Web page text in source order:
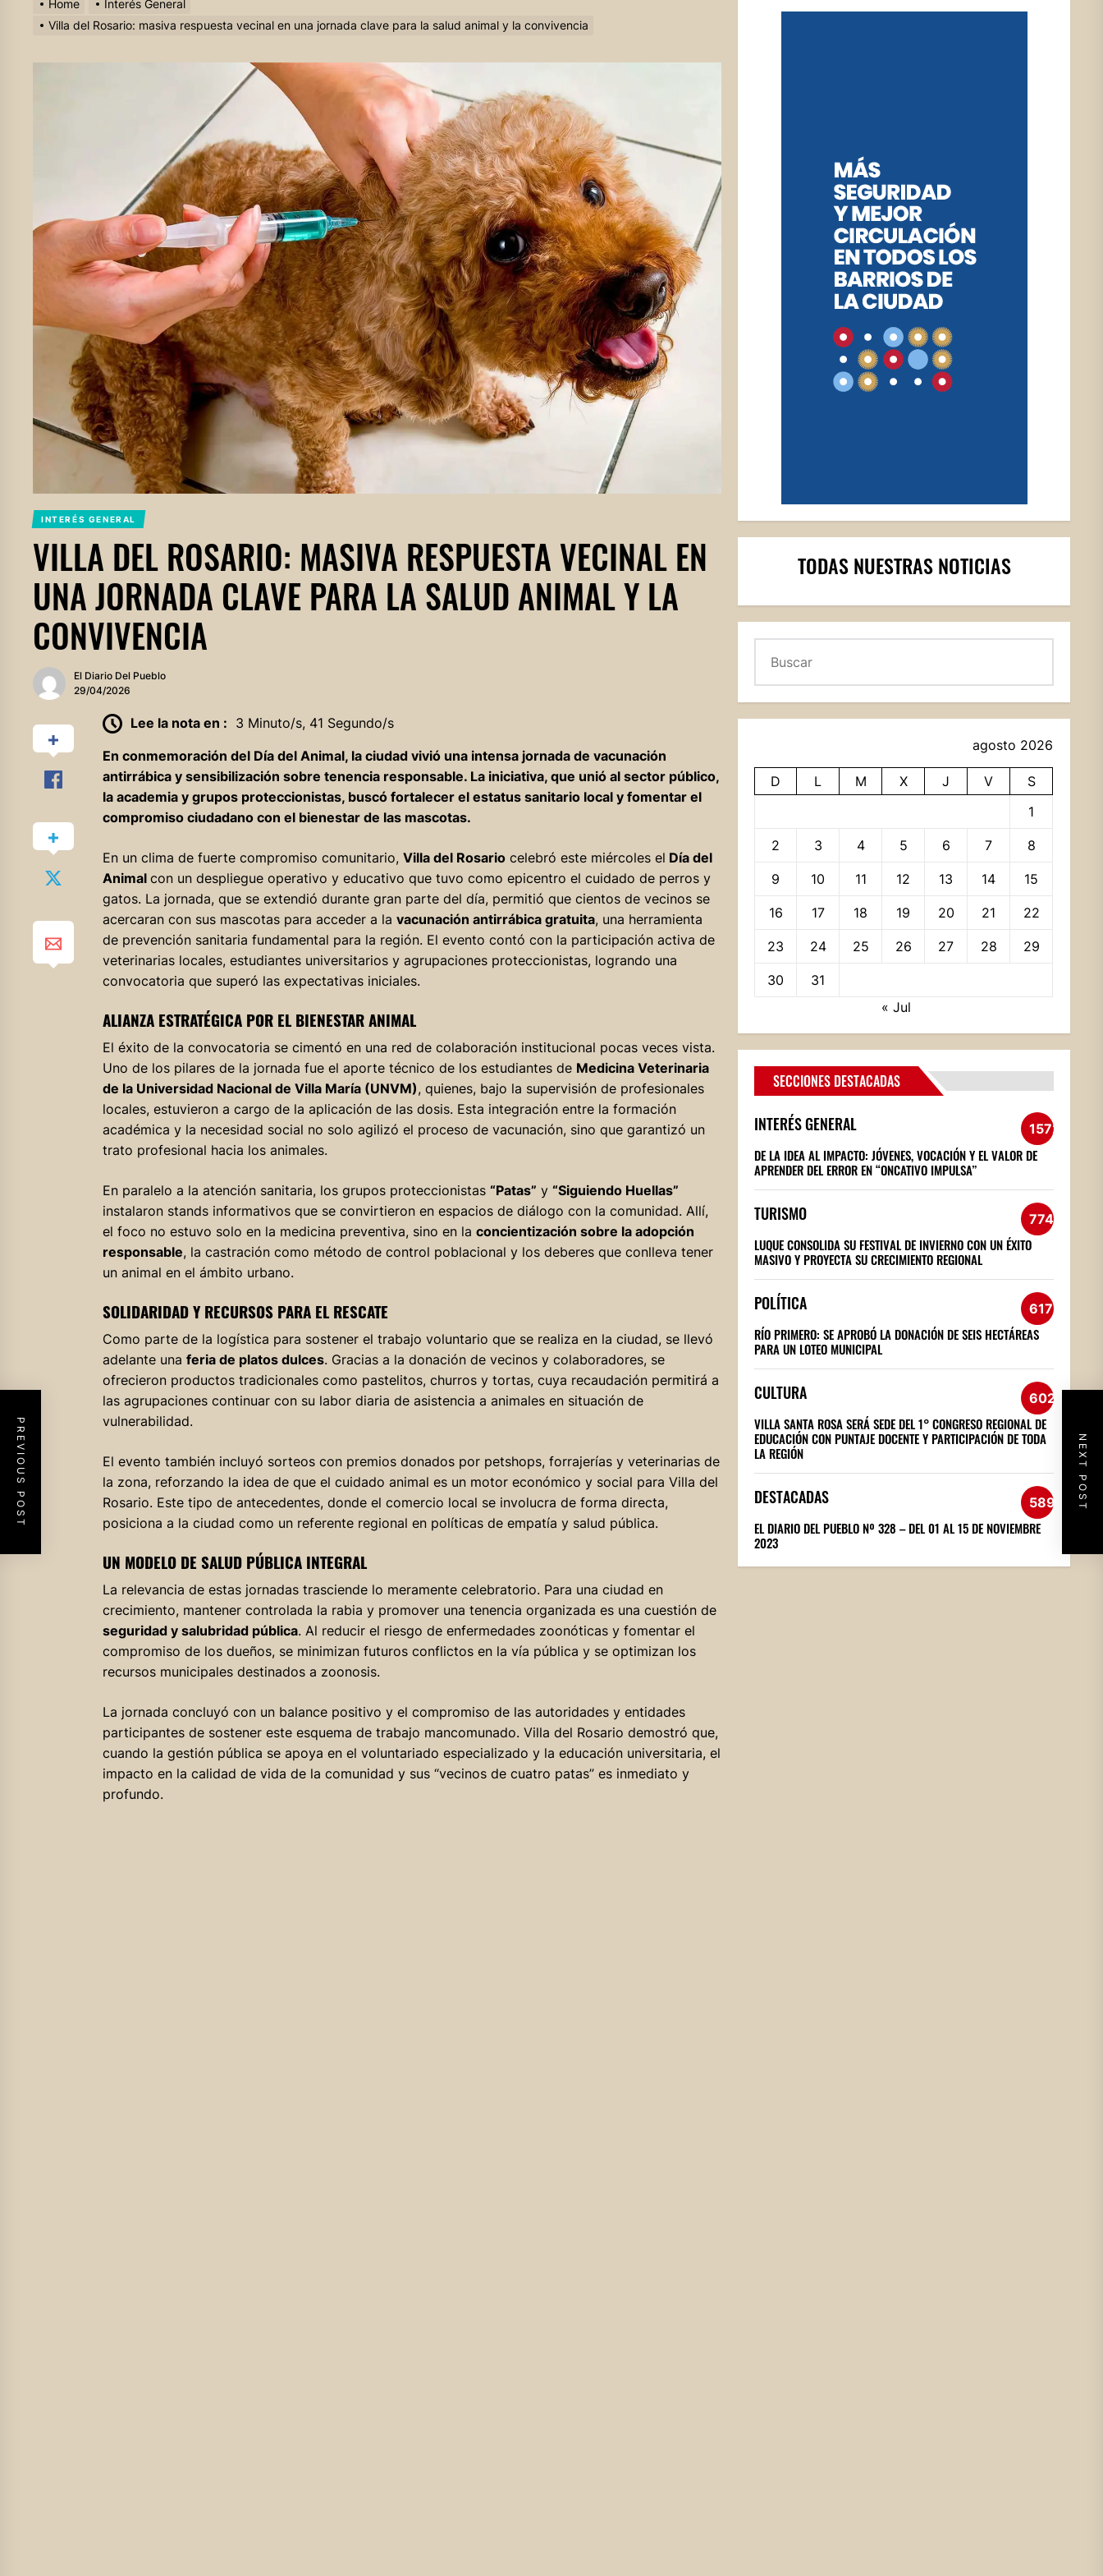
Home
Interés General
Villa del Rosario: masiva respuesta vecinal en una jornada clave para la salud animal y la convivencia
INTERÉS GENERAL
VILLA DEL ROSARIO: MASIVA RESPUESTA VECINAL EN
UNA JORNADA CLAVE PARA LA SALUD ANIMAL Y LA
CONVIVENCIA
El Diario Del Pueblo
29/04/2026
Lee la nota en : 3 Minuto/s, 41 Segundo/s
En conmemoración del Día del Animal, la ciudad vivió una intensa jornada de vacunación
antirrábica y sensibilización sobre tenencia responsable. La iniciativa, que unió al sector público,
la academia y grupos proteccionistas, buscó fortalecer el estatus sanitario local y fomentar el
compromiso ciudadano con el bienestar de las mascotas.
En un clima de fuerte compromiso comunitario, Villa del Rosariocelebró este miércoles el Día del
Animal con un despliegue operativo y educativo que tuvo como epicentro el cuidado de perros y
gatos. La jornada, que se extendió durante gran parte del día, permitió que cientos de vecinos se
acercaran con sus mascotas para acceder a la vacunación antirrábica gratuita, una herramienta
de prevención sanitaria fundamental para la región. El evento contó con la participación activa de
veterinarias locales, estudiantes universitarios y agrupaciones proteccionistas, logrando una
convocatoria que superó las expectativas iniciales.
ALIANZA ESTRATÉGICA POR EL BIENESTAR ANIMAL
El éxito de la convocatoria se cimentó en una red de colaboración institucional pocas veces vista.
Uno de los pilares de la jornada fue el aporte técnico de los estudiantes de Medicina Veterinaria
de la Universidad Nacional de Villa María (UNVM), quienes, bajo la supervisión de profesionales
locales, estuvieron a cargo de la aplicación de las dosis. Esta integración entre la formación
académica y la necesidad social no solo agilizó el proceso de vacunación, sino que garantizó un
trato profesional hacia los animales.
En paralelo a la atención sanitaria, los grupos proteccionistas “Patas” y “Siguiendo Huellas”
instalaron stands informativos que se convirtieron en espacios de diálogo con la comunidad. Allí,
el foco no estuvo solo en la medicina preventiva, sino en la concientización sobre la adopción
responsable, la castración como método de control poblacional y los deberes que conlleva tener
un animal en el ámbito urbano.
SOLIDARIDAD Y RECURSOS PARA EL RESCATE
Como parte de la logística para sostener el trabajo voluntario que se realiza en la ciudad, se llevó
adelante una feria de platos dulces. Gracias a la donación de vecinos y colaboradores, se
ofrecieron productos tradicionales como pastelitos, churros y tortas, cuya recaudación permitirá a
las agrupaciones continuar con su labor diaria de asistencia a animales en situación de
vulnerabilidad.
El evento también incluyó sorteos con premios donados por petshops, forrajerías y veterinarias de
la zona, reforzando la idea de que el cuidado animal es un motor económico y social para Villa del
Rosario. Este tipo de antecedentes, donde el comercio local se involucra de forma directa,
posiciona a la ciudad como un referente regional en políticas de empatía y salud pública.
UN MODELO DE SALUD PÚBLICA INTEGRAL
La relevancia de estas jornadas trasciende lo meramente celebratorio. Para una ciudad en
crecimiento, mantener controlada la rabia y promover una tenencia organizada es una cuestión de
seguridad y salubridad pública. Al reducir el riesgo de enfermedades zoonóticas y fomentar el
compromiso de los dueños, se minimizan futuros conflictos en la vía pública y se optimizan los
recursos municipales destinados a zoonosis.
La jornada concluyó con un balance positivo y el compromiso de las autoridades y entidades
participantes de sostener este esquema de trabajo mancomunado. Villa del Rosario demostró que,
cuando la gestión pública se apoya en el voluntariado especializado y la educación universitaria, el
impacto en la calidad de vida de la comunidad y sus “vecinos de cuatro patas” es inmediato y
profundo.
PREVIOUS POST NEXT POST
TODAS NUESTRAS NOTICIAS
agosto 2026
D L M X J V
S
1
2 3 4 5 6 7 8
9 10 11 12 13 14 15
16 17 18 19 20 21 22
23 24 25 26 27 28 29
30
31
« Jul
SECCIONES DESTACADAS
INTERÉS GENERAL 1572
DE LA IDEA AL IMPACTO: JÓVENES, VOCACIÓN Y EL VALOR DE
APRENDER DEL ERROR EN “ONCATIVO IMPULSA”
TURISMO 774
LUQUE CONSOLIDA SU FESTIVAL DE INVIERNO CON UN ÉXITO
MASIVO Y PROYECTA SU CRECIMIENTO REGIONAL
POLÍTICA 617
RÍO PRIMERO: SE APROBÓ LA DONACIÓN DE SEIS HECTÁREAS
PARA UN LOTEO MUNICIPAL
CULTURA 602
VILLA SANTA ROSA SERÁ SEDE DEL 1° CONGRESO REGIONAL DE
EDUCACIÓN CON PUNTAJE DOCENTE Y PARTICIPACIÓN DE TODA
LA REGIÓN
DESTACADAS 589
EL DIARIO DEL PUEBLO Nº 328 – DEL 01 AL 15 DE NOVIEMBRE
2023